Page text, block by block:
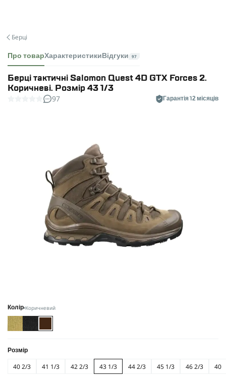
Берці
Про товарХарактеристики Відгуки 97
Берці тактичні Salomon Quest 4D GTX Forces 2.
Коричневі. Розмір 43 1/3
97 Гарантія 12 місяців
Колір Коричневий
Розмір
40 2/3 41 1/3 42 2/3 43 1/3 44 2/3 45 1/3 46 2/3 40